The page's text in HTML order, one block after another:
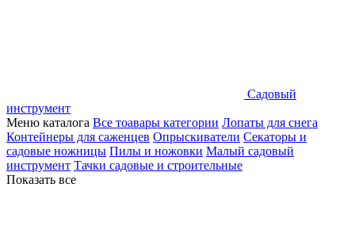
Садовый
инструмент
Меню каталога Все тоавары категории Лопаты для снега
Контейнеры для саженцев Опрыскиватели Секаторы и
садовые ножницы Пилы и ножовки Малый садовый
инструмент Тачки садовые и строительные
Показать все